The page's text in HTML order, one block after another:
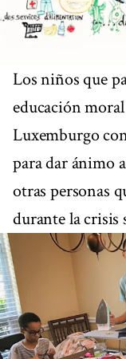
Los niños que
educación
Luxemburgo
para dar ánimo
otras personas
durante la crisis